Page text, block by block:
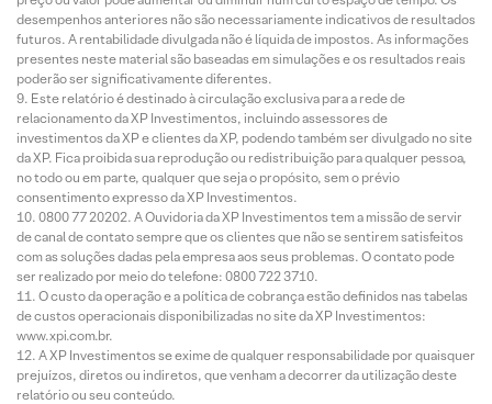
desempenhos anteriores não são necessariamente indicativos de resultados
futuros. A rentabilidade divulgada não é líquida de impostos. As informações
presentes neste material são baseadas em simulações e os resultados reais
poderão ser significativamente diferentes.
Este relatório é destinado à circulação exclusiva para a rede de
relacionamento da XP Investimentos, incluindo assessores de
investimentos da XP e clientes da XP, podendo também ser divulgado no site
da XP. Fica proibida sua reprodução ou redistribuição para qualquer pessoa,
no todo ou em parte, qualquer que seja o propósito, sem o prévio
consentimento expresso da XP Investimentos.
0800 77 20202. A Ouvidoria da XP Investimentos tem a missão de servir
de canal de contato sempre que os clientes que não se sentirem satisfeitos
com as soluções dadas pela empresa aos seus problemas. O contato pode
ser realizado por meio do telefone: 0800 722 3710.
O custo da operação e a política de cobrança estão definidos nas tabelas
de custos operacionais disponibilizadas no site da XP Investimentos:
www.xpi.com.br.
A XP Investimentos se exime de qualquer responsabilidade por quaisquer
prejuízos, diretos ou indiretos, que venham a decorrer da utilização deste
relatório ou seu conteúdo.